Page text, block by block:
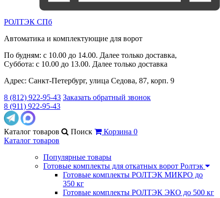
РОЛТЭК СПб
Автоматика и комплектующие для ворот
По будням: с 10.00 до 14.00. Далее только доставка,
Суббота: с 10.00 до 13.00. Далее только доставка
Адрес: Санкт-Петербург, улица Седова, 87, корп. 9
8 (812) 922-95-43 Заказать обратный звонок
8 (911) 922-95-43
Каталог товаров Поиск Корзина 0
Каталог товаров
Популярные товары
Готовые комплекты для откатных ворот Ролтэк
Готовые комплекты РОЛТЭК МИКРО до
350 кг
Готовые комплекты РОЛТЭК ЭКО до 500 кг